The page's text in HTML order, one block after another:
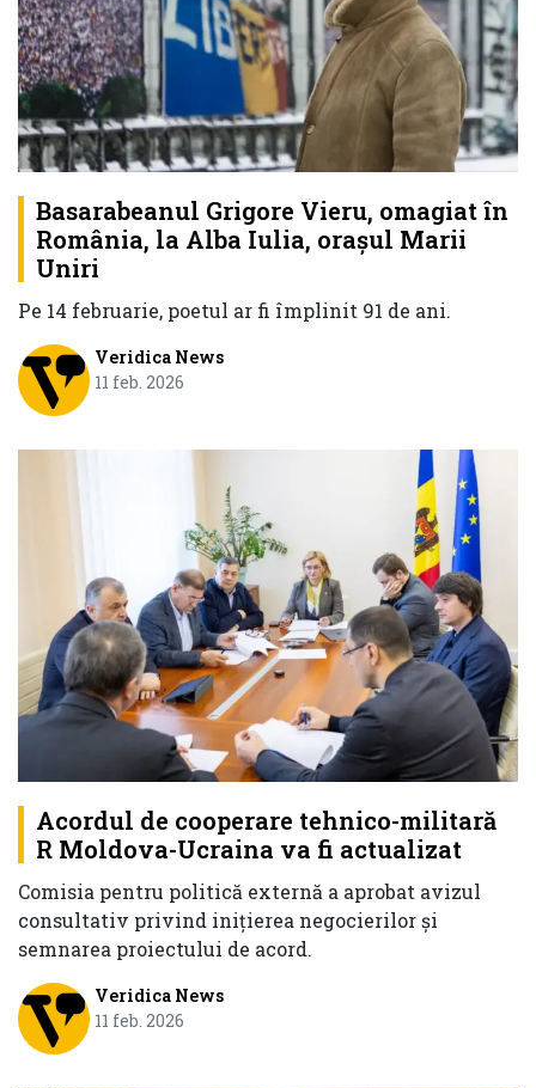
Basarabeanul Grigore Vieru, omagiat în
România, la Alba Iulia, orașul Marii
Uniri
Pe 14 februarie, poetul ar fi împlinit 91 de ani.
Veridica News
11 feb. 2026
Acordul de cooperare tehnico-militară
R Moldova-Ucraina va fi actualizat
Comisia pentru politică externă a aprobat avizul
consultativ privind inițierea negocierilor și
semnarea proiectului de acord.
Veridica News
11 feb. 2026